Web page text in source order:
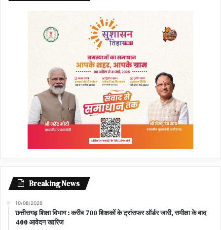
Breaking News
10/08/2026
छत्तीसगढ़ शिक्षा विभाग : करीब 700 शिक्षकों के ट्रांसफर ऑर्डर जारी, समीक्षा के बाद
400 आवेदन खारिज